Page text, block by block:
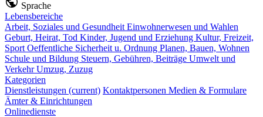
Sprache
Lebensbereiche
Arbeit, Soziales und Gesundheit Einwohnerwesen und Wahlen
Geburt, Heirat, Tod Kinder, Jugend und Erziehung Kultur, Freizeit,
Sport Oeffentliche Sicherheit u. Ordnung Planen, Bauen, Wohnen
Schule und Bildung Steuern, Gebühren, Beiträge Umwelt und
VerkehrUmzug, Zuzug
Kategorien
Dienstleistungen (current) Kontaktpersonen Medien & Formulare
Ämter & Einrichtungen
Onlinedienste